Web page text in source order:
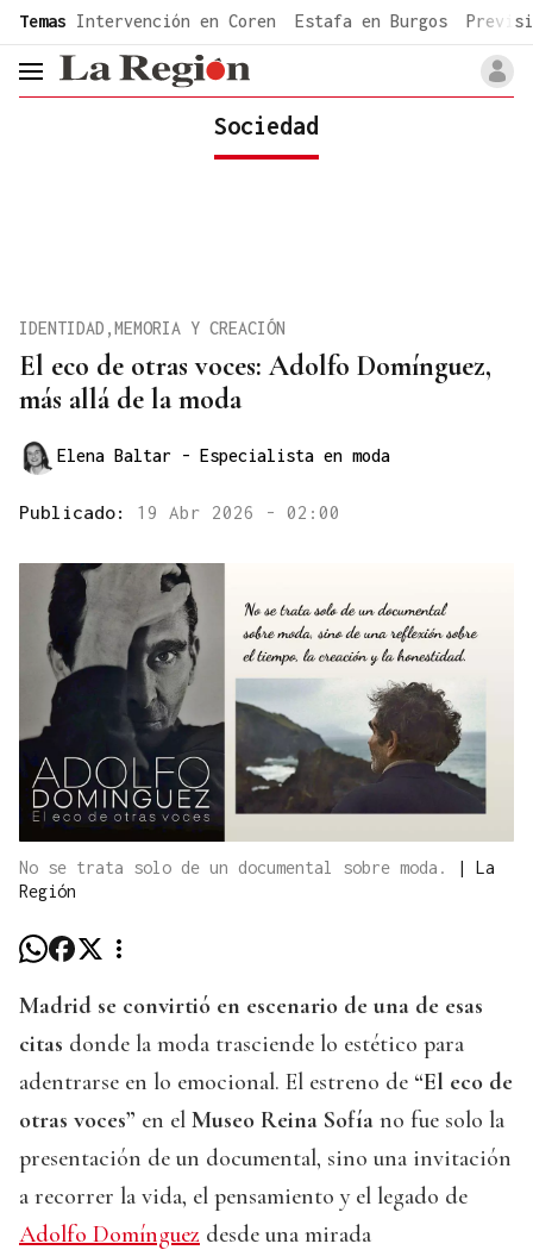
common.go-to-content
Temas Intervención en Coren Estafa en Burgos
header.menu.open
Sociedad
El eco de otras voces: Adolfo Domínguez,
más allá de la moda
IDENTIDAD,MEMORIA Y CREACIÓN
Elena Baltar - Especialista en moda
Publicado: 19 Abr 2026 - 02:00
No se trata solo de un documental sobre moda. | La
Región
Madrid se convirtió en escenario de una de esas
citas donde la moda trasciende lo estético para
adentrarse en lo emocional. El estreno de “El eco de
otras voces” en el Museo Reina Sofía no fue solo la
presentación de un documental, sino una invitación
a recorrer la vida, el pensamiento y el legado de
Adolfo Domínguez desde una mirada